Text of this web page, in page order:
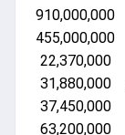
910,000,000
455,000,000
22,370,000
31,880,000
37,450,000
63,200,000